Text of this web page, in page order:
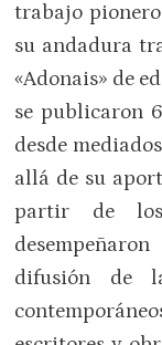
trabajo
su andadura
«Adonais» de
se publicaron
desde
allá de su
partir de los
difusión de